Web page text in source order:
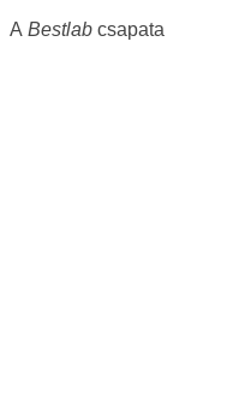
A Bestlab csapata